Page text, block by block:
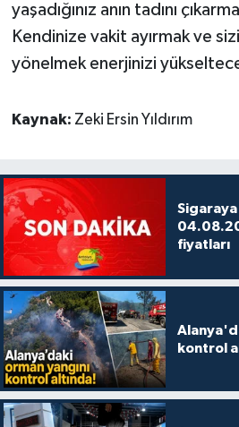
yaşadığınız anın tadını
Kendinize vakit ayırmak ve
yönelmek enerjinizi
Kaynak: Zeki Ersin Yıldırım
fiyatları
kontrol